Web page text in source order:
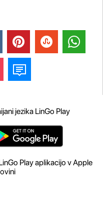
jezika LinGo Play
Play aplikacijo v Apple